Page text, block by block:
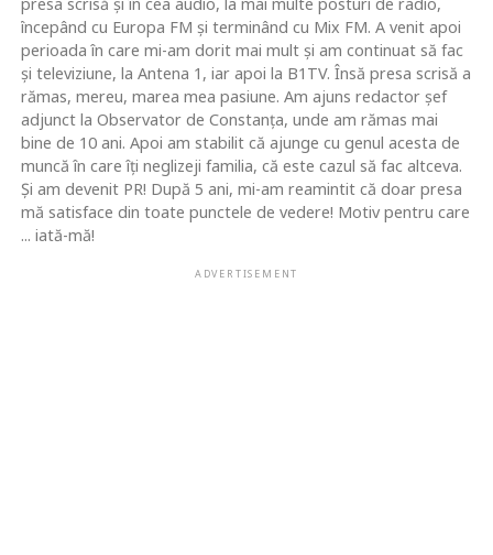
începând cu Europa FM şi terminând cu Mix FM. A venit apoi
perioada în care mi-am dorit mai mult şi am continuat să fac
şi televiziune, la Antena 1, iar apoi la B1TV. Însă presa scrisă a
rămas, mereu, marea mea pasiune. Am ajuns redactor şef
adjunct la Observator de Constanţa, unde am rămas mai
bine de 10 ani. Apoi am stabilit că ajunge cu genul acesta de
muncă în care îţi neglizeji familia, că este cazul să fac altceva.
Şi am devenit PR! După 5 ani, mi-am reamintit că doar presa
mă satisface din toate punctele de vedere! Motiv pentru care
... iată-mă!
ADVERTISEMENT